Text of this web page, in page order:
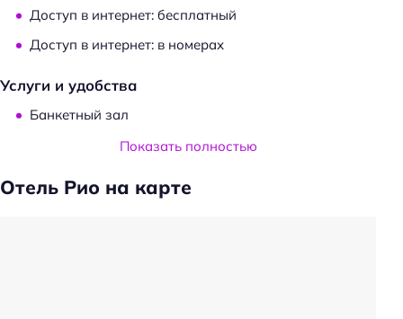
Доступ в интернет: бесплатный
Доступ в интернет: в номерах
Услуги и удобства
Банкетный зал
Трансфер: от/до железнодорожного вокзала
Показать полностью
Отель Рио на карте